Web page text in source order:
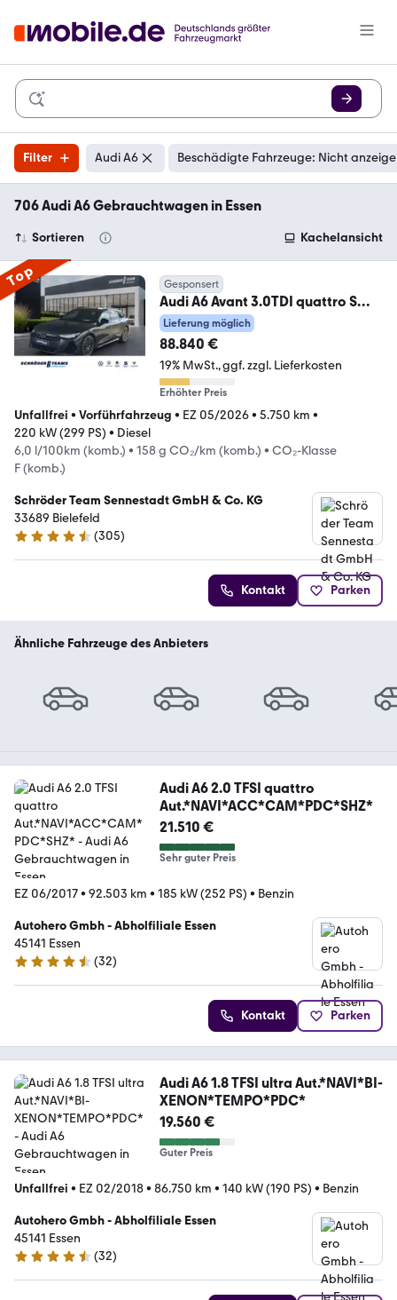
Filter Audi A6 Beschädigte Fahrzeuge: Nicht
706 Audi A6 Gebrauchtwagen in Essen
Sortieren Kachelansicht
Top Gesponsert
Audi A6 Avant 3.0TDI quattro S
tronic edition S line
Lieferung möglich
88.840 €
19% MwSt. ggf. zzgl. Lieferkosten
Erhöhter Preis
Unfallfrei • Vorführfahrzeug • EZ 05/2026• 5.750 km •
220 kW (299 PS) • Diesel
6,0 l/100km (komb.) • 158 g CO₂/km (komb.) • CO₂-Klasse
F (komb.)
Schröder Team Sennestadt GmbH & Co. KG
33689 Bielefeld
4.6 Sterne
(305)
Kontakt Parken
Ähnliche Fahrzeuge des Anbieters
Audi A6 2.0 TFSI quattro
Aut.*NAVI*ACC*CAM*PDC*SHZ*
21.510 €
Sehr guter Preis
EZ 06/2017• 92.503 km • 185 kW (252 PS) • Benzin
Autohero Gmbh - Abholfiliale Essen
45141 Essen
4.7 Sterne
(32)
Kontakt Parken
Audi A6 1.8 TFSI ultra Aut.*NAVI*BI-
XENON*TEMPO*PDC*
19.560 €
Guter Preis
Unfallfrei • EZ 02/2018• 86.750 km • 140 kW (190 PS) • Benzin
Autohero Gmbh - Abholfiliale Essen
45141 Essen
4.7 Sterne
(32)